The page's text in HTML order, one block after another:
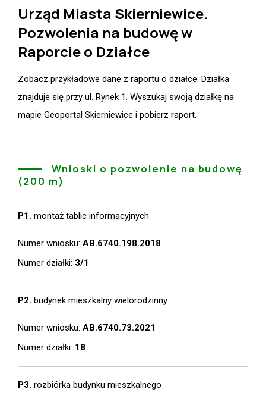
Urząd Miasta Skierniewice.
Pozwolenia na budowę w
Raporcie o Działce
Zobacz przykładowe dane z raportu o działce. Działka
znajduje się przy ul. Rynek 1. Wyszukaj swoją działkę na
mapie Geoportal Skierniewice i pobierz raport.
Wnioski o pozwolenie na budowę
(200 m)
P1. montaż tablic informacyjnych
Numer wniosku: AB.6740.198.2018
Numer działki: 3/1
P2. budynek mieszkalny wielorodzinny
Numer wniosku: AB.6740.73.2021
Numer działki: 18
P3. rozbiórka budynku mieszkalnego